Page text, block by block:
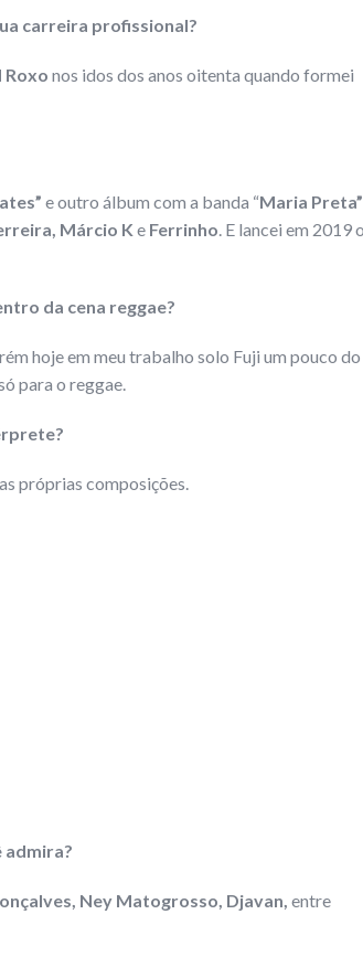
carreira profissional?
nos idos dos anos oitenta quando formei
e outro álbum com a banda “Maria Preta”
Márcio K e Ferrinho. E lancei em 2019 o
da cena reggae?
hoje em meu trabalho solo Fuji um pouco do
para o reggae.
próprias composições.
admira?
Ney Matogrosso, Djavan, entre